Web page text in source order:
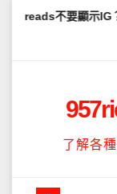
IG？完整教學：高
了解各